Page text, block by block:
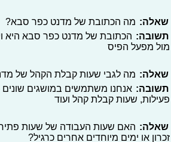
שאלה: מה הכתובת של מדנט כפר סבא?
תשובה:
מול מפעל הפיס
שאלה: מה לגבי שעות קבלת הקהל של
תשובה: אנחנו משתמשים במושגים
פעילות, שעות קבלת קהל ועוד
שאלה: האם שעות העבודה של שעות
זכרון או ימים מיוחדים אחרים כרגיל?